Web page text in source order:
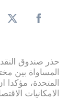
حذر صندوق النقد
المساواة بين
المتحدة، مؤكدا
الامكانيات